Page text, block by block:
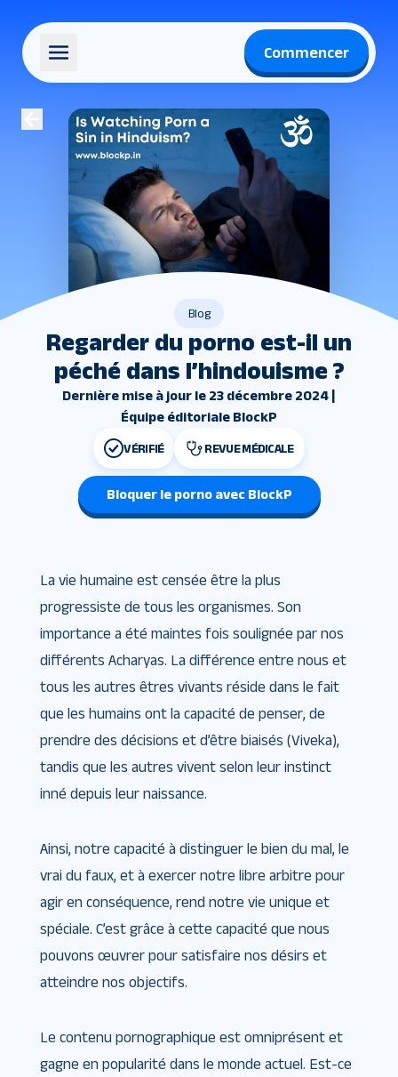
Commencer
Blog
Regarder du porno est-il un
péché dans l’hindouisme ?
Dernière mise à jour le 23 décembre 2024 |
Équipe éditoriale BlockP
VÉRIFIÉ REVUE MÉDICALE
Bloquer le porno avec BlockP
La vie humaine est censée être la plus
progressiste de tous les organismes. Son
importance a été maintes fois soulignée par nos
différents Acharyas. La différence entre nous et
tous les autres êtres vivants réside dans le fait
que les humains ont la capacité de penser, de
prendre des décisions et d’être biaisés (Viveka),
tandis que les autres vivent selon leur instinct
inné depuis leur naissance.
Ainsi, notre capacité à distinguer le bien du mal, le
vrai du faux, et à exercer notre libre arbitre pour
agir en conséquence, rend notre vie unique et
spéciale. C’est grâce à cette capacité que nous
pouvons œuvrer pour satisfaire nos désirs et
atteindre nos objectifs.
Le contenu pornographique est omniprésent et
gagne en popularité dans le monde actuel. Est-ce